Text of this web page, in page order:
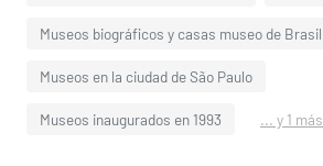
Museos biográficos y casas museo de Brasil
Museos en la ciudad de São Paulo
Museos inaugurados en 1993 ... y 1 más